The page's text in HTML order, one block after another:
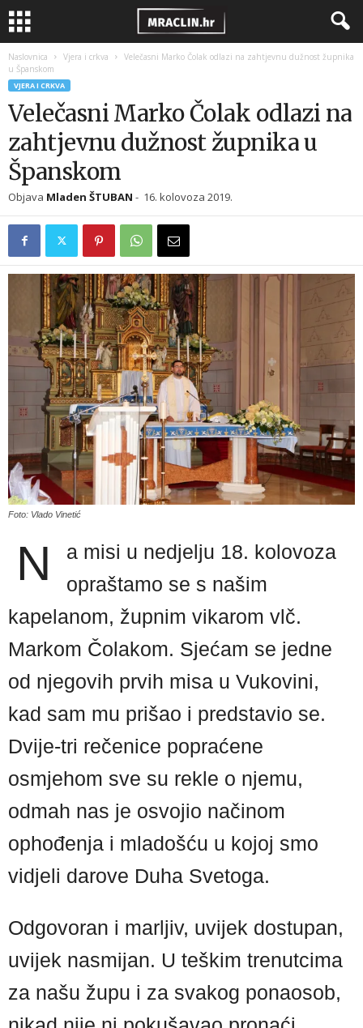
Naslovnica Vjera i crkva
Velečasni Marko Čolak odlazi na zahtjevnu dužnost župnika
u Španskom
VJERA I CRKVA
Velečasni Marko Čolak odlazi na
zahtjevnu dužnost župnika u
Španskom
Objava Mladen ŠTUBAN - 16. kolovoza 2019.
Foto: Vlado Vinetić
N
a misi u nedjelju 18. kolovoza
opraštamo se s našim
kapelanom, župnim vikarom vlč.
Markom Čolakom. Sjećam se jedne
od njegovih prvih misa u Vukovini,
kad sam mu prišao i predstavio se.
Dvije-tri rečenice popraćene
osmjehom sve su rekle o njemu,
odmah nas je osvojio načinom
ophođenja i mladošću u kojoj smo
vidjeli darove Duha Svetoga.
Odgovoran i marljiv, uvijek dostupan,
uvijek nasmijan. U teškim trenutcima
za našu župu i za svakog ponaosob,